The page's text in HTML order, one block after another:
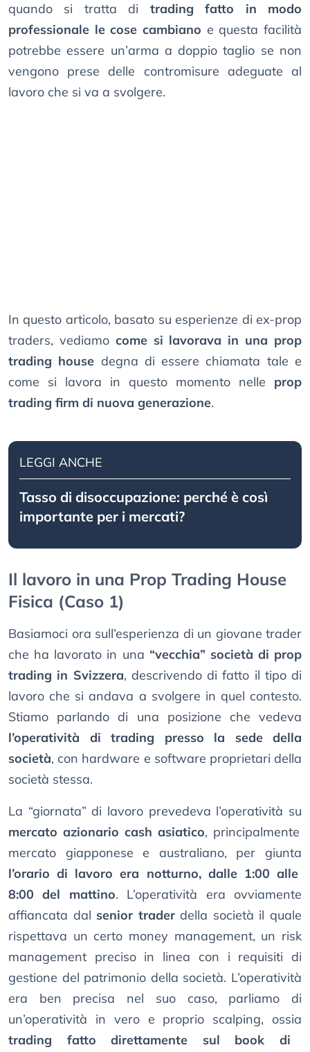
quando si tratta di trading fatto in modo
professionale le cose cambiano e questa facilità
potrebbe essere un’arma a doppio taglio se non
vengono prese delle contromisure adeguate al
lavoro che si va a svolgere.
In questo articolo, basato su esperienze di ex-prop
traders, vediamo come si lavorava in una prop
trading house degna di essere chiamata tale e
come si lavora in questo momento nelle prop
trading firm di nuova generazione.
LEGGI ANCHE
Tasso di disoccupazione: perché è così
importante per i mercati?
Il lavoro in una Prop Trading House
Fisica (Caso 1)
Basiamoci ora sull’esperienza di un giovane trader
che ha lavorato in una “vecchia” società di prop
trading in Svizzera, descrivendo di fatto il tipo di
lavoro che si andava a svolgere in quel contesto.
Stiamo parlando di una posizione che vedeva
l’operatività di trading presso la sede della
società, con hardware e software proprietari della
società stessa.
La “giornata” di lavoro prevedeva l’operatività su
mercato azionario cash asiatico, principalmente
mercato giapponese e australiano, per giunta
l’orario di lavoro era notturno, dalle 1:00 alle
8:00 del mattino. L’operatività era ovviamente
affiancata dal senior traderdella società il quale
rispettava un certo money management, un risk
management preciso in linea con i requisiti di
gestione del patrimonio della società. L’operatività
era ben precisa nel suo caso, parliamo di
un’operatività in vero e proprio scalping, ossia
trading fatto direttamente sul book di